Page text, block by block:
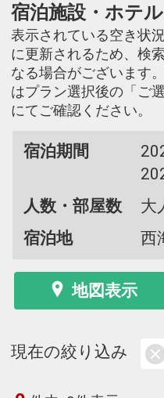
宿泊施設・ホテ
表示されている空き状
に更新されるため、検
なる場合がございます
はプラン選択後の「ご
にてご確認ください。
宿泊期間
人数・部屋数
大
宿泊地
西
地図表示
現在の絞り込み